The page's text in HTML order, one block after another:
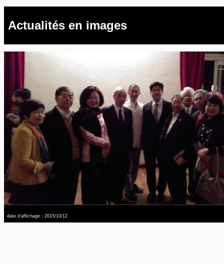
Actualités en images
date d'affichage：2015/10/12